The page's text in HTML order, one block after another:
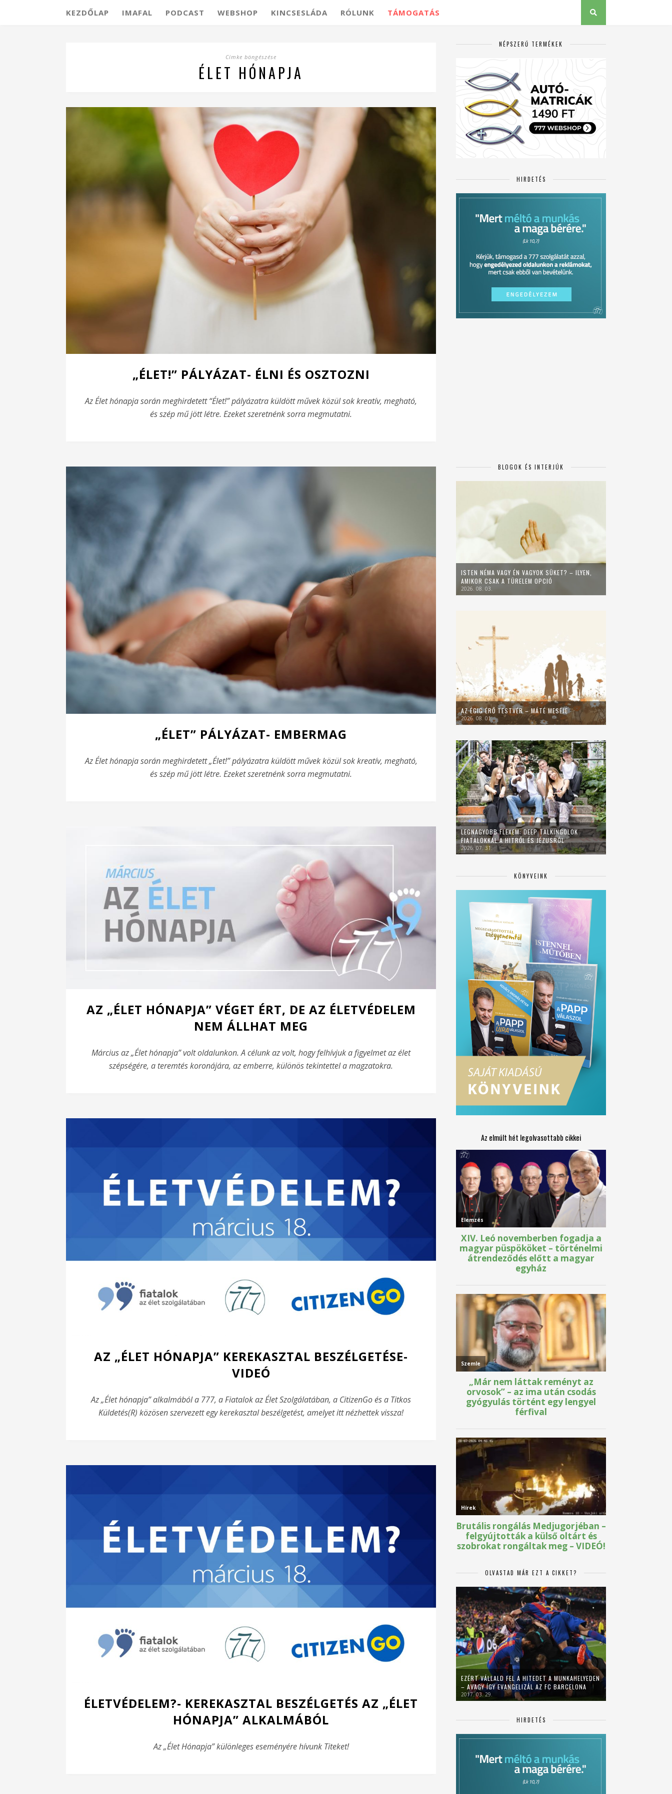
KEZDŐLAP IMAFAL PODCAST WEBSHOP KINCSESLÁDA RÓLUNK TÁMOGATÁS
Címke böngészése
ÉLET HÓNAPJA
„ÉLET!” PÁLYÁZAT- ÉLNI ÉS OSZTOZNI
Az Élet hónapja során meghirdetett “Élet!” pályázatra küldött művek közül sok kreatív, megható,
és szép mű jött létre. Ezeket szeretnénk sorra megmutatni.
„ÉLET” PÁLYÁZAT- EMBERMAG
Az Élet hónapja során meghirdetett „Élet!” pályázatra küldött művek közül sok kreatív, megható,
és szép mű jött létre. Ezeket szeretnénk sorra megmutatni.
AZ „ÉLET HÓNAPJA” VÉGET ÉRT, DE AZ ÉLETVÉDELEM
NEM ÁLLHAT MEG
Március az „Élet hónapja” volt oldalunkon. A célunk az volt, hogy felhívjuk a figyelmet az élet
szépségére, a teremtés koronájára, az emberre, különös tekintettel a magzatokra.
AZ „ÉLET HÓNAPJA” KEREKASZTAL BESZÉLGETÉSE-
VIDEÓ
Az „Élet hónapja” alkalmából a 777, a Fiatalok az Élet Szolgálatában, a CitizenGo és a Titkos
Küldetés(R) közösen szervezett egy kerekasztal beszélgetést, amelyet itt nézhettek vissza!
ÉLETVÉDELEM?- KEREKASZTAL BESZÉLGETÉS AZ „ÉLET
HÓNAPJA” ALKALMÁBÓL
Az „Élet Hónapja” különleges eseményére hívunk Titeket!
NÉPSZERŰ TERMÉKEK
HIRDETÉS
BLOGOK ÉS INTERJÚK
ISTEN NÉMA VAGY ÉN VAGYOK SÜKET? – ILYEN,
AMIKOR CSAK A TÜRELEM OPCIÓ
2026. 08. 03.
AZ ÉGIG ÉRŐ TESTVÉR – MÁTÉ MESÉJE
2026. 08. 01.
LEGNAGYOBB FLEXEM: DEEP TALKINGOLOK
FIATALOKKAL A HITRŐL ÉS JÉZUSRÓL
2026. 07. 31.
KÖNYVEINK
Az elmúlt hét legolvasottabb cikkei
OLVASTAD MÁR EZT A CIKKET?
EZÉRT VÁLLALD FEL A HITEDET A MUNKAHELYEDEN
– AVAGY ÍGY EVANGELIZÁL AZ FC BARCELONA
2017. 03. 29.
HIRDETÉS